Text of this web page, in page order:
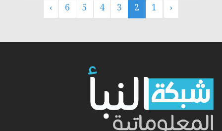
‹
1
2
3
4
5
6
›